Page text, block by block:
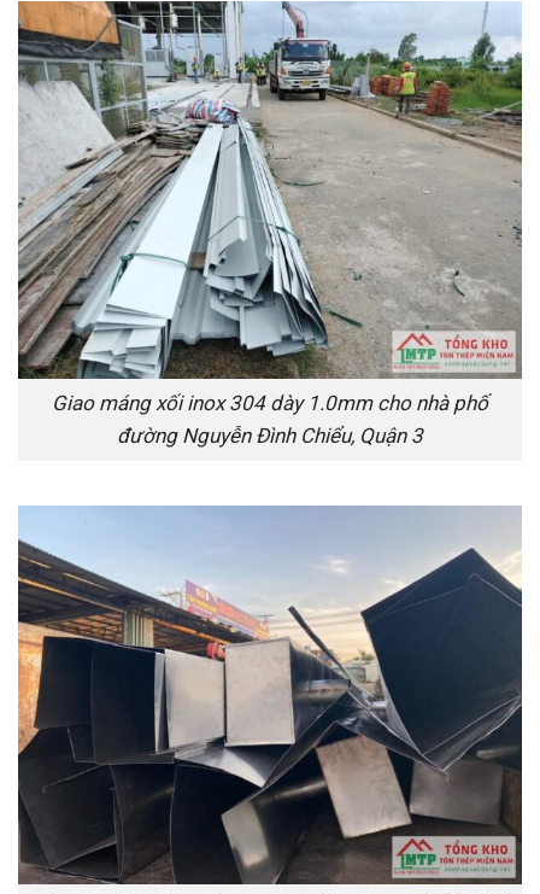
Giao máng xối inox 304 dày 1.0mm cho nhà phố
đường Nguyễn Đình Chiểu, Quận 3